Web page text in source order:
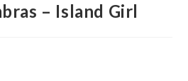
– Island Girl